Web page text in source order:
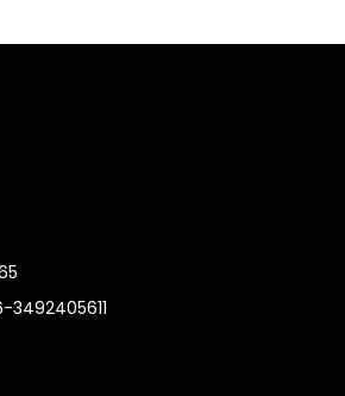
3492405611